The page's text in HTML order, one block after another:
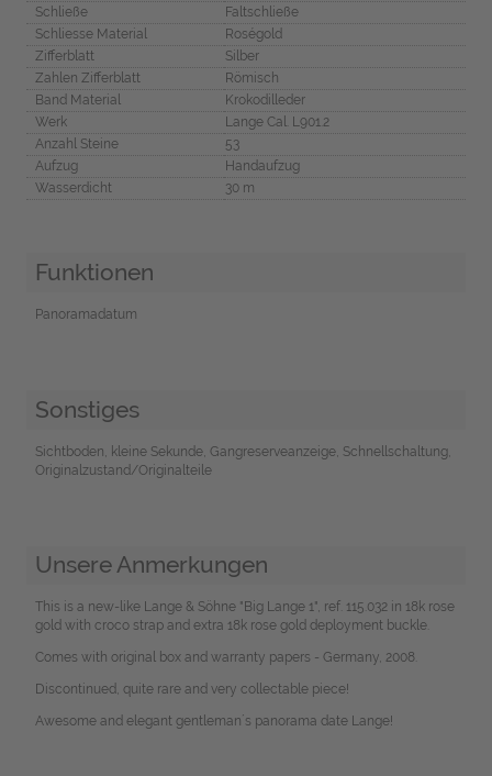
Schließe
Faltschließe
Schliesse Material
Roségold
Zifferblatt
Silber
Zahlen Zifferblatt
Römisch
Band Material
Krokodilleder
Werk
Lange Cal. L901.2
Anzahl Steine
53
Aufzug
Handaufzug
Wasserdicht
30 m
Funktionen
Panoramadatum
Sonstiges
Sichtboden, kleine Sekunde, Gangreserveanzeige, Schnellschaltung,
Originalzustand/Originalteile
Unsere Anmerkungen
This is a new-like Lange & Söhne "Big Lange 1", ref. 115.032 in 18k rose
gold with croco strap and extra 18k rose gold deployment buckle.
Comes with original box and warranty papers - Germany, 2008.
Discontinued, quite rare and very collectable piece!
Awesome and elegant gentleman´s panorama date Lange!